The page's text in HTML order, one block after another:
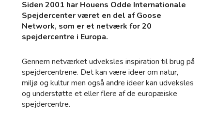
Siden 2001 har Houens Odde Internationale
Spejdercenter været en del af Goose
Network, som er et netværk for 20
spejdercentre i Europa.
Gennem netværket udveksles inspiration til brug på
spejdercentrene. Det kan være ideer om natur,
miljø og kultur men også andre ideer kan udveksles
og understøtte et eller flere af de europæiske
spejdercentre.